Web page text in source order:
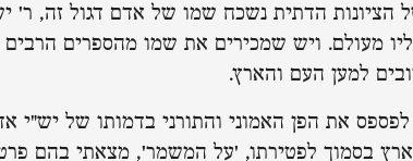
הציונות הדתית נשכח שמו של אדם דגול זה, ר'
מעולם. ויש שמכירים את שמו מהספרים הרבים
למען העם והארץ.
את הפן האמוני והתורני בדמותו של יש"י
בסמוך לפטירתו, 'על המשמר', מצאתי בהם